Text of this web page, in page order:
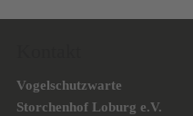
Vogelschutzwarte
Storchenhof Loburg e.V.